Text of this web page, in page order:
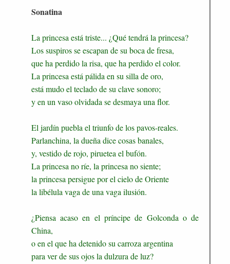
Sonatina
La princesa está triste... ¿Qué tendrá la princesa?
Los suspiros se escapan de su boca de fresa,
que ha perdido la risa, que ha perdido el color.
La princesa está pálida en su silla de oro,
está mudo el teclado de su clave sonoro;
y en un vaso olvidada se desmaya una flor.
El jardín puebla el triunfo de los pavos-reales.
Parlanchina, la dueña dice cosas banales,
y, vestido de rojo, piruetea el bufón.
La princesa no ríe, la princesa no siente;
la princesa persigue por el cielo de Oriente
la libélula vaga de una vaga ilusión.
¿Piensa acaso en el príncipe de Golconda o de
China,
o en el que ha detenido su carroza argentina
para ver de sus ojos la dulzura de luz?